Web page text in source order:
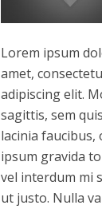
Lorem ipsum
amet,
adipiscing elit.
sagittis, sem quis
lacinia faucibus,
ipsum gravida
vel interdum mi
ut justo. Nulla